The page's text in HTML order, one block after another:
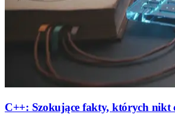
C++: Szokujące fakty, których nikt